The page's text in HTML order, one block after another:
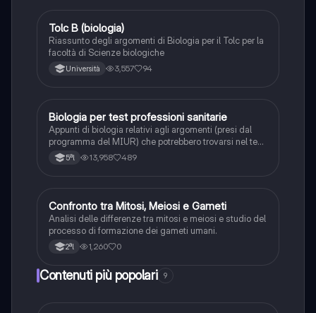
Scienze
Tolc B (biologia)
Riassunto degli argomenti di Biologia per il Tolc per la
facoltà di Scienze biologiche
Università 3,557 94
Scienze
Biologia per test professioni sanitarie
Appunti di biologia relativi agli argomenti (presi dal
programma del MIUR) che potrebbero trovarsi nel test
di professioni sanitarie. Appunti realizzati
confrontando vari siti internet e libro ALPHATEST
5ªl 13,958 489
CScienze
Confronto tra Mitosi, Meiosi e Gameti
Analisi delle differenze tra mitosi e meiosi e studio del
processo di formazione dei gameti umani.
2ªl 1,260 0
Contenuti più popolari 9